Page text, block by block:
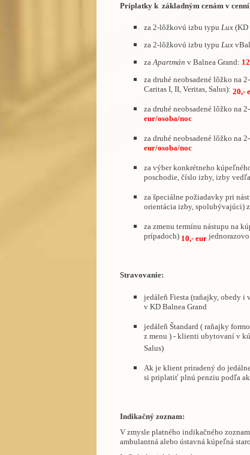
Príplatky k základným cenám v
za 2-lôžkovú izbu typu Lux (KD
za 2-lôžkovú izbu typu Lux
zaApartmán v Balnea Grand:
za druhé neobsadené lôžko na
Caritas I, II, Veritas, Salus): 20,-
za druhé neobsadené lôžko na
eur/osoba/noc
za druhé neobsadené lôžko na
eur/osoba/noc
za výber konkrétneho
poschodie, číslo izby, izby
za špeciálne požiadavky pri
orientácia izby, spolubývajúci)
za zmenu termínu nástupu na
prípadoch) 10,- eur jednorazovo
Stravovanie:
jedáleň Fiesta (raňajky, obedy
v KD Balnea Grand
jedáleň Štandard ( raňajky
z menu ) - klienti ubytovaní v
Salus)
Ak je klient priradený do
si priplatiť plnú penziu podľa
Indikačný zoznam:
V zmysle platného indikačného
ambulantná alebo ústavná kúpeľná